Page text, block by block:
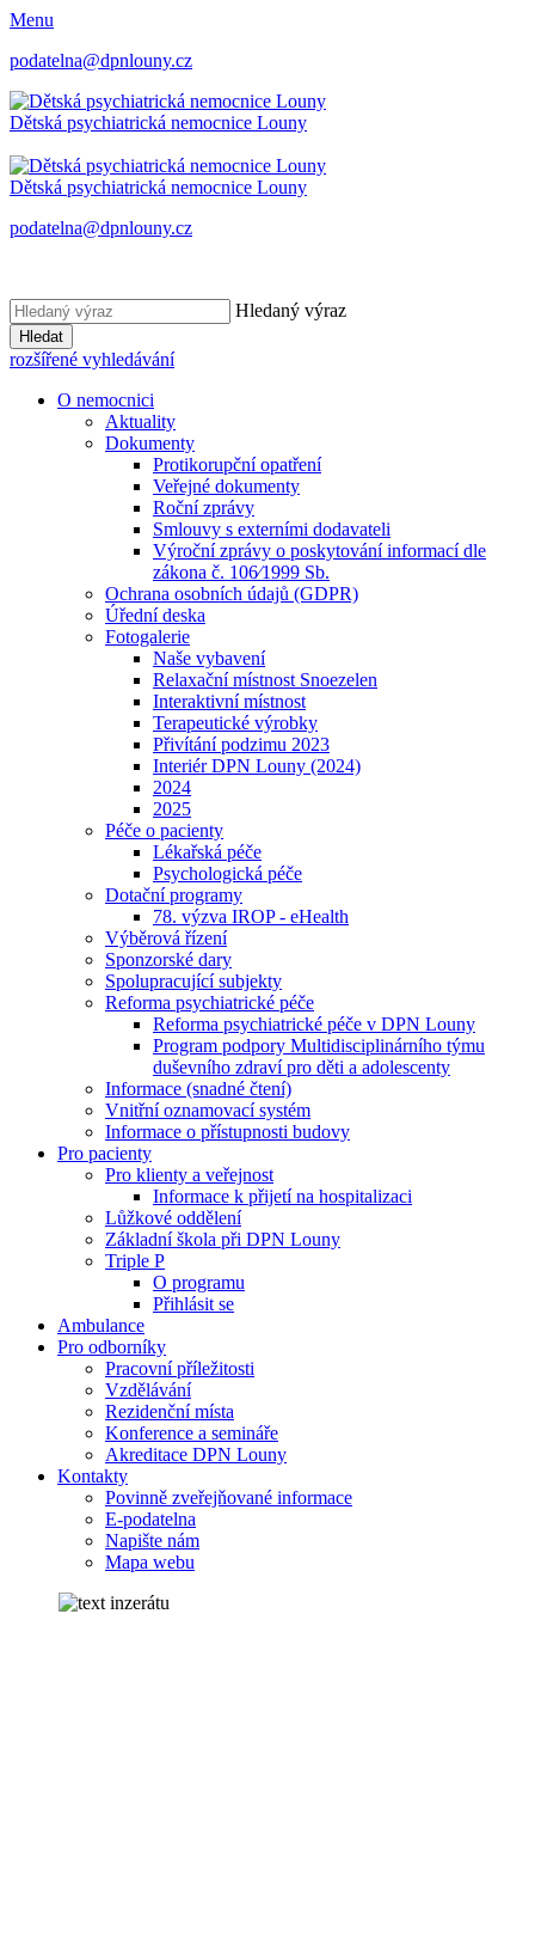
Menu
podatelna@dpnlouny.cz
Dětská psychiatrická nemocnice Louny
Dětská psychiatrická nemocnice Louny
podatelna@dpnlouny.cz
Hledaný výraz
Hledat
rozšířené vyhledávání
O nemocnici
Aktuality
Dokumenty
Protikorupční opatření
Veřejné dokumenty
Roční zprávy
Smlouvy s externími dodavateli
Výroční zprávy o poskytování informací dle
zákona č. 106⁄1999 Sb.
Ochrana osobních údajů (GDPR)
Úřední deska
Fotogalerie
Naše vybavení
Relaxační místnost Snoezelen
Interaktivní místnost
Terapeutické výrobky
Přivítání podzimu 2023
Interiér DPN Louny (2024)
2024
2025
Péče o pacienty
Lékařská péče
Psychologická péče
Dotační programy
78. výzva IROP - eHealth
Výběrová řízení
Sponzorské dary
Spolupracující subjekty
Reforma psychiatrické péče
Reforma psychiatrické péče v DPN Louny
Program podpory Multidisciplinárního týmu
duševního zdraví pro děti a adolescenty
Informace (snadné čtení)
Vnitřní oznamovací systém
Informace o přístupnosti budovy
Pro pacienty
Pro klienty a veřejnost
Informace k přijetí na hospitalizaci
Lůžkové oddělení
Základní škola při DPN Louny
Triple P
O programu
Přihlásit se
Ambulance
Pro odborníky
Pracovní příležitosti
Vzdělávání
Rezidenční místa
Konference a semináře
Akreditace DPN Louny
Kontakty
Povinně zveřejňované informace
E-podatelna
Napište nám
Mapa webu